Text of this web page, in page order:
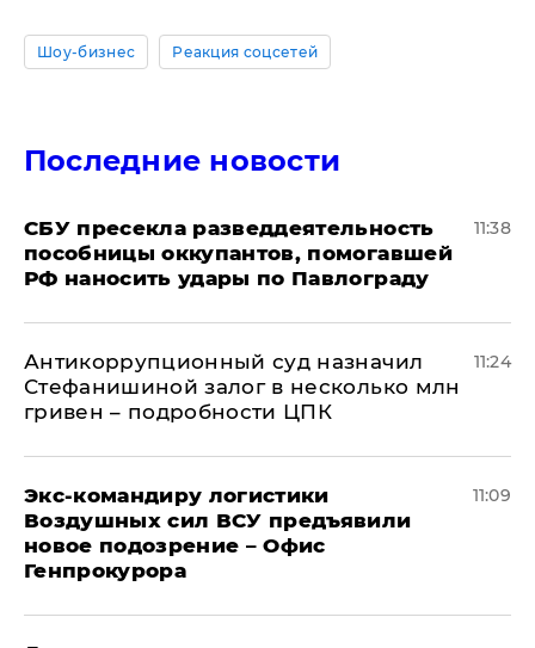
Шоу-бизнес Реакция соцсетей
Последние новости
СБУ пресекла разведдеятельность
пособницы оккупантов, помогавшей
РФ наносить удары по Павлограду
11:38
Антикоррупционный суд назначил
Стефанишиной залог в несколько млн
гривен – подробности ЦПК
11:24
Экс-командиру логистики
Воздушных сил ВСУ предъявили
новое подозрение – Офис
Генпрокурора
11:09